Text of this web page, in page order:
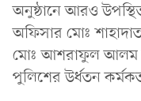
অনুষ্ঠানে আরও
অফিসার মোঃ
মোঃ আশরাফুল আলম
পুলিশের উর্ধতন